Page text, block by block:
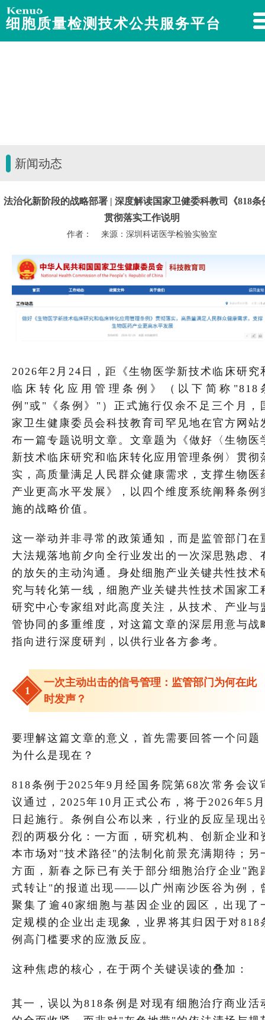
细胞质量检测技术公共服务平台
新闻动态
法治化新阶段的战略部署 | 深度解读国家卫健委科教司《818条
贯彻落实工作说明
作者： 来源：深圳科诺医学检验实验室
2026年2月24日，距《生物医学新技术临床研究
临床转化应用管理条例》（以下简称"818
例"或"《条例》"）正式施行仅余不足三个月，
家卫生健康委员会科技教育司罕见地在官方网站
布一篇专题说明文章。文章题为《做好〈生物医
新技术临床研究和临床转化应用管理条例〉贯彻
实，高质量满足人民群众健康需求，支撑生物医
产业更高水平发展》，以四个维度系统阐释条例
施的战略价值。
这一举动并非寻常的政策通知，而是监管部门在
大法规落地前夕向全行业发出的一次深思熟虑、
的放矢的主动沟通。身处细胞产业关键共性技术
究与转化第一线，细胞产业关键共性技术国家工
研究中心专家组对此高度关注，从技术、产业与
管协同的多重维度，对这篇文章的深层用意与战
指向进行深度研判，以供行业各方参考。
1
一次主动出击的信号管理：监管部门为何在此
时发声？
要理解这篇文章的意义，首先需要回答一个问题
为什么是现在？
818条例于2025年9月经国务院第68次常务会议
议通过，2025年10月正式公布，将于2026年5
日起施行。条例自公布以来，行业的反应呈现出
烈的两极分化：一方面，研究机构、创新企业和
本市场对"技术路径"的法制化前景充满期待；另
方面，新春之际已有关于部分细胞治疗企业"跑
式转让"的报道出现——以广州南沙医谷为例，
聚集了逾40家细胞与基因企业的园区，出现了
定规模的企业出走现象，业界将其归因于对818
例高门槛要求的应激反应。
这种焦虑的核心，在于两个关键误读的叠加：
其一，误以为818条例是对现有细胞治疗商业活